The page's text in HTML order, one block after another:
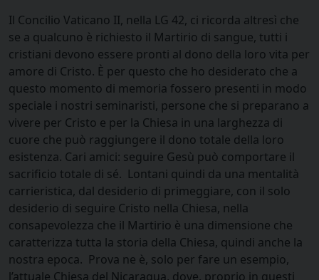
Il Concilio Vaticano II, nella LG 42, ci ricorda altresì che
se a qualcuno è richiesto il Martirio di sangue, tutti i
cristiani devono essere pronti al dono della loro vita per
amore di Cristo. È per questo che ho desiderato che a
questo momento di memoria fossero presenti in modo
speciale i nostri seminaristi, persone che si preparano a
vivere per Cristo e per la Chiesa in una larghezza di
cuore che può raggiungere il dono totale della loro
esistenza. Cari amici: seguire Gesù può comportare il
sacrificio totale di sé. Lontani quindi da una mentalità
carrieristica, dal desiderio di primeggiare, con il solo
desiderio di seguire Cristo nella Chiesa, nella
consapevolezza che il Martirio è una dimensione che
caratterizza tutta la storia della Chiesa, quindi anche la
nostra epoca. Prova ne è, solo per fare un esempio,
l’attuale Chiesa del Nicaragua, dove, proprio in questi